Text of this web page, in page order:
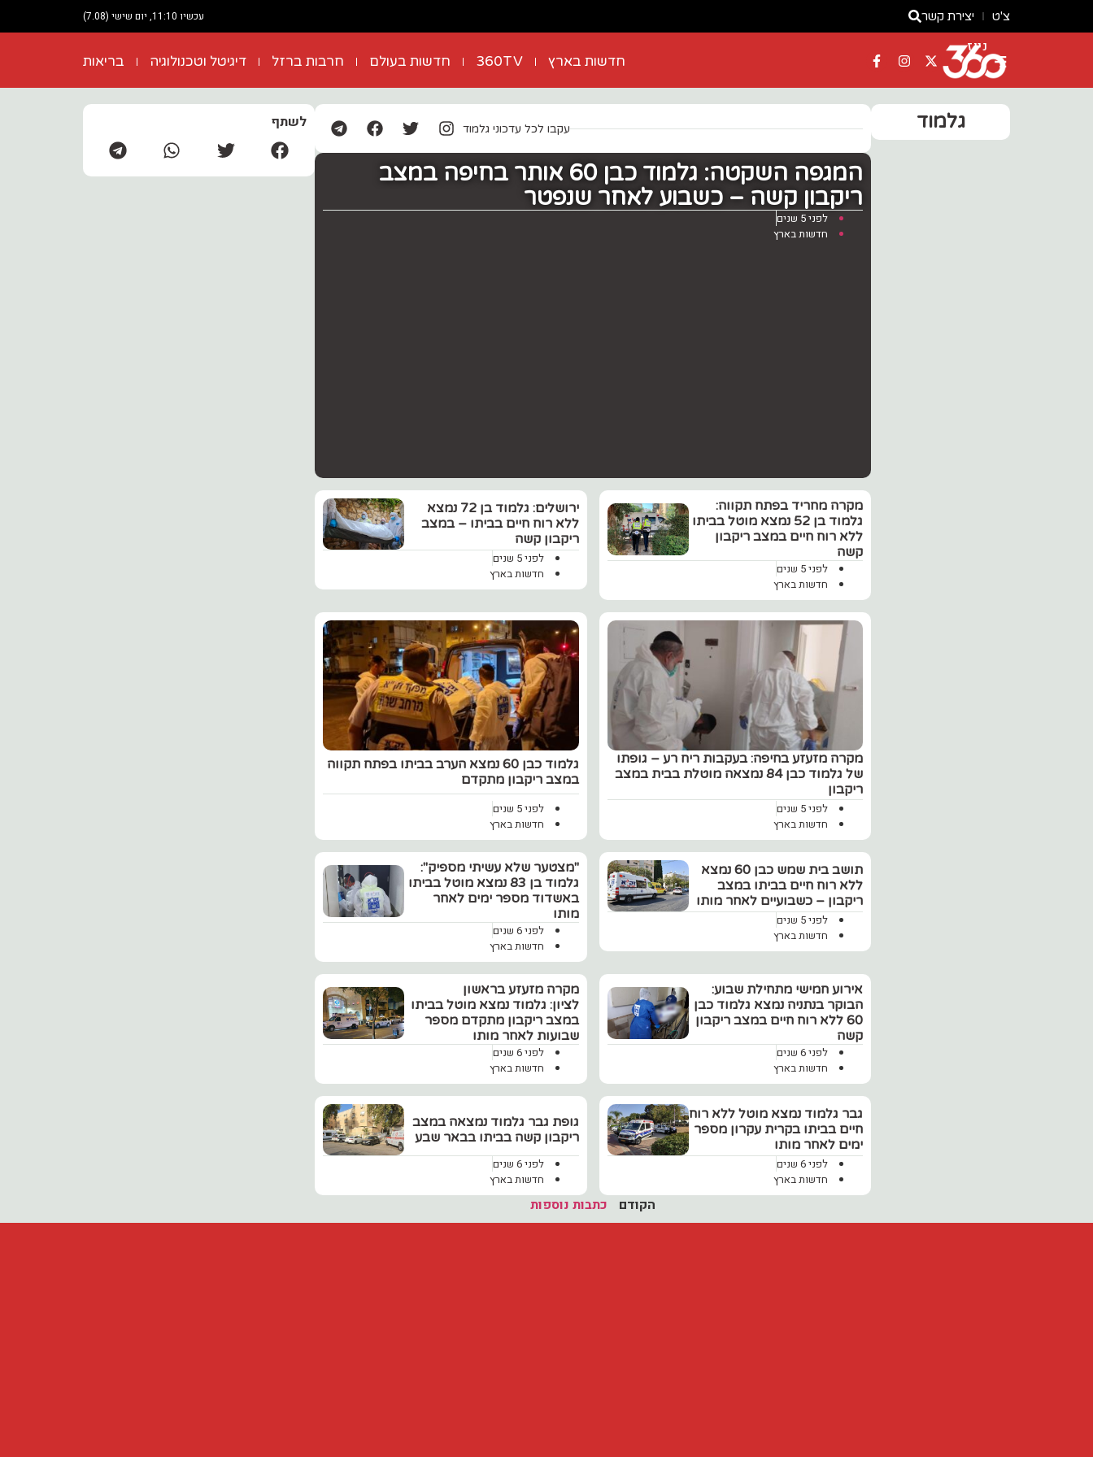
צ'ט יצירת קשר עכשיו 11:10, יום שישי (7.08)
ניוז
חדשות בארץ 360TV חדשות בעולם חרבות ברזל דיגיטל וטכנולוגיה בריאות
גלמוד עקבו לכל עדכוני גלמוד
המגפה השקטה: גלמוד כבן 60 אותר בחיפה במצב
ריקבון קשה – כשבוע לאחר שנפטר
לפני 5 שנים
חדשות בארץ
מקרה מחריד בפתח תקווה:
גלמוד בן 52 נמצא מוטל בביתו
ללא רוח חיים במצב ריקבון
קשה
לפני 5 שנים
חדשות בארץ
ירושלים: גלמוד בן 72 נמצא
ללא רוח חיים בביתו – במצב
ריקבון קשה
לפני 5 שנים
חדשות בארץ
מקרה מזעזע בחיפה: בעקבות ריח רע – גופתו
של גלמוד כבן 84 נמצאה מוטלת בבית במצב
ריקבון
לפני 5 שנים
חדשות בארץ
גלמוד כבן 60 נמצא הערב בביתו בפתח תקווה
במצב ריקבון מתקדם
לפני 5 שנים
חדשות בארץ
תושב בית שמש כבן 60 נמצא
ללא רוח חיים בביתו במצב
ריקבון – כשבועיים לאחר מותו
לפני 5 שנים
חדשות בארץ
"מצטער שלא עשיתי מספיק":
גלמוד בן 83 נמצא מוטל בביתו
באשדוד מספר ימים לאחר
מותו
לפני 6 שנים
חדשות בארץ
אירוע חמישי מתחילת שבוע:
הבוקר בנתניה נמצא גלמוד כבן
60 ללא רוח חיים במצב ריקבון
קשה
לפני 6 שנים
חדשות בארץ
מקרה מזעזע בראשון
לציון: גלמוד נמצא מוטל בביתו
במצב ריקבון מתקדם מספר
שבועות לאחר מותו
לפני 6 שנים
חדשות בארץ
גבר גלמוד נמצא מוטל ללא רוח
חיים בביתו בקרית עקרון מספר
ימים לאחר מותו
לפני 6 שנים
חדשות בארץ
גופת גבר גלמוד נמצאה במצב
ריקבון קשה בביתו בבאר שבע
לפני 6 שנים
חדשות בארץ
הקודם כתבות נוספות
לשתף